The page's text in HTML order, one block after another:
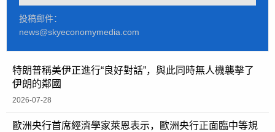
投稿郵件：
news@skyeconomymedia.com
特朗普稱美伊正進行“良好對話”，與此同時無人機襲擊了
伊朗的鄰國
2026-07-28
歐洲央行首席經濟學家萊恩表示，歐洲央行正面臨中等規